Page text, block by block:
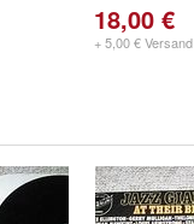
18,00 €
+ 5,00 € Versand